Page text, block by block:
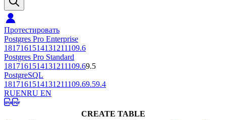
Протестировать
Postgres Pro Enterprise
1817161514131211109.6
Postgres Pro Standard
1817161514131211109.69.5
PostgreSQL
1817161514131211109.69.59.4
RUENRU EN
CREATE TABLE